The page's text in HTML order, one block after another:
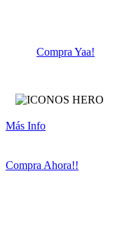
Compra Yaa!
Más Info
Compra Ahora!!